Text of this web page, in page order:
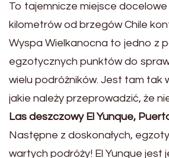
To tajemnicze miejsce docelowe
kilometrów od brzegów Chile
Wyspa Wielkanocna to jedno z
egzotycznych punktów do
wielu podróżników. Jest tam tak
jakie należy przeprowadzić, że
Las deszczowy El Yunque,
Następne z doskonałych,
wartych podróży! El Yunque jest